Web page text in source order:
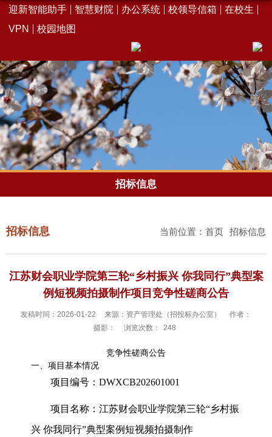
迎新智能助手 智慧财院 办公系统 校领导信箱
在校生
VPN
校园地图
招标信息
当前位置： 首页 招标信息
招标信息
江苏财会职业学院第三轮“乡村振兴 你我同行”典型案
例短视频拍摄制作项目竞争性磋商公告
发稿时间：2026-01-22 来源：资产管理处（招投标办公室）
作者：
摄影：
浏览次数： 248
竞争性磋商公告
一、项目基本情况
项目编号： DWXCB202601001
项目名称：江苏财会职业学院第三轮“乡村振
兴 你我同行”典型案例短视频拍摄制作